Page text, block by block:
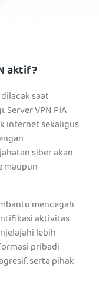
aktif?
saat
VPN PIA
internet sekaligus
siber akan
maupun
mencegah
aktivitas
lebih
pribadi
serta pihak